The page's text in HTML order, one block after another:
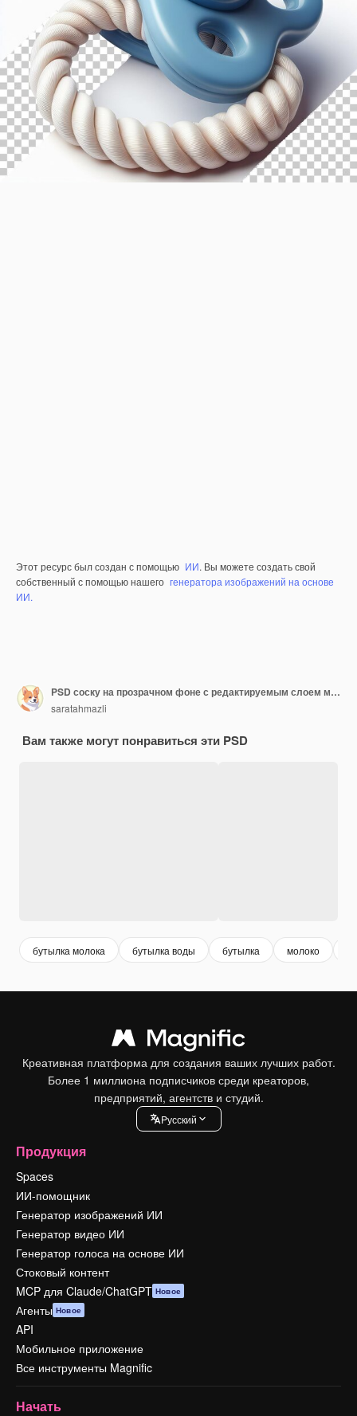
Этот ресурс был создан с помощью ИИ. Вы можете создать свой
собственный с помощью нашего генератора изображений на основе
ИИ.
PSD соску на прозрачном фоне с редактируемым слоем маски
saratahmazli
Вам также могут понравиться эти PSD
бутылка молока бутылка воды бутылка молоко
Креативная платформа для создания ваших лучших работ.
Более 1 миллиона подписчиков среди креаторов,
предприятий, агентств и студий.
Pусский
Продукция
Spaces
ИИ-помощник
Генератор изображений ИИ
Генератор видео ИИ
Генератор голоса на основе ИИ
Стоковый контент
MCP для Claude/ChatGPT Новое
Агенты Новое
API
Мобильное приложение
Все инструменты Magnific
Начать